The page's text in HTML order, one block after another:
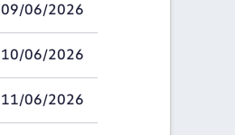
09/06/2026
10/06/2026
11/06/2026